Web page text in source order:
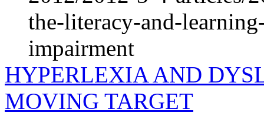
the-literacy-and-
impairment
HYPERLEXIA AND
MOVING TARGET